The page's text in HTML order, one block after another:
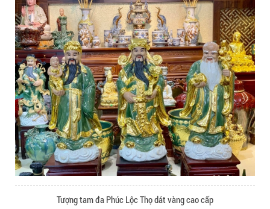
Tượng tam đa Phúc Lộc Thọ dát vàng cao cấp